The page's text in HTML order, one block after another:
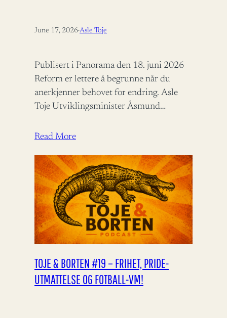
June 17, 2026·Asle Toje
Publisert i Panorama den 18. juni 2026
Reform er lettere å begrunne når du
anerkjenner behovet for endring. Asle
Toje Utviklingsminister Åsmund
bistandsdebatten.…
Read More
TOJE & BORTEN #19 – FRIHET, PRIDE-
UTMATTELSE OG FOTBALL-VM!